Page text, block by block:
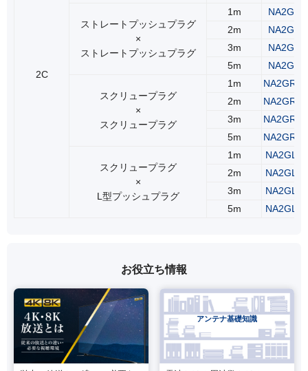
2C
ストレートプッシュプラグ
×
ストレートプッシュプラグ
1m
2m
3m
5m
スクリュープラグ
×
スクリュープラグ
1m
2m
3m
5m
スクリュープラグ
×
L型プッシュプラグ
1m
2m
3m
5m
お役立ち情報
アンテナ基礎知識